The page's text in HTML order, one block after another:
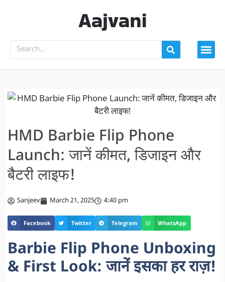
Aajvani
HMD Barbie Flip Phone
Launch: जानें कीमत, डिजाइन और
बैटरी लाइफ!
Sanjeev March 21, 2025 4:40 pm
Facebook Twitter Telegram WhatsApp
Barbie Flip Phone Unboxing
& First Look: जानें इसका हर राज़!